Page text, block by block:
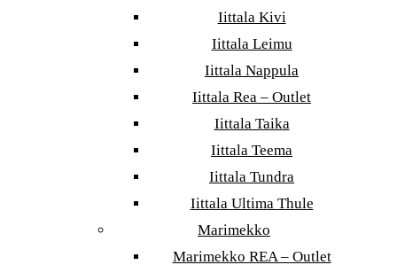
Iittala Kivi
Iittala Leimu
Iittala Nappula
Iittala Rea – Outlet
Iittala Taika
Iittala Teema
Iittala Tundra
Iittala Ultima Thule
Marimekko
Marimekko REA – Outlet